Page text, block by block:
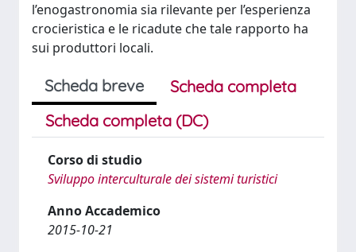
l’enogastronomia sia rilevante per l’esperienza
crocieristica e le ricadute che tale rapporto ha
sui produttori locali.
Scheda breve
Scheda completa
Scheda completa (DC)
Corso di studio
Sviluppo interculturale dei sistemi turistici
Anno Accademico
2015-10-21